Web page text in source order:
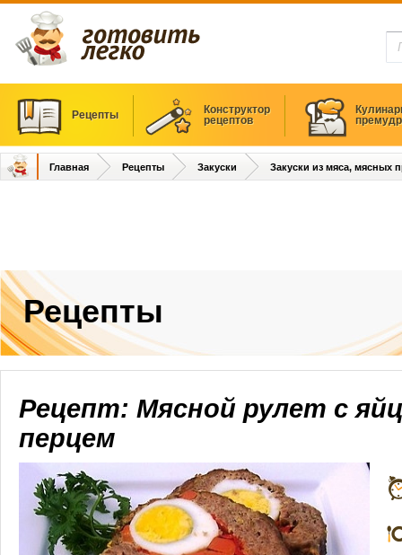
Рецепты
Конструктор
рецептов
Главная Рецепты Закуски Закуски из мяса, мясных
Рецепты
Рецепт: Мясной рулет с
перцем